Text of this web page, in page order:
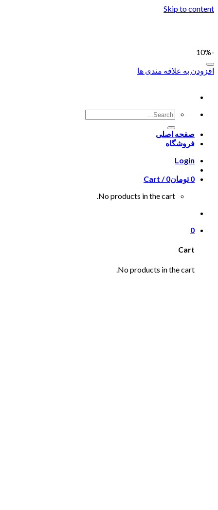
Skip to content
صفحه اصلی
فروشگاه
Login
Cart /
تومان0
0
No products in the cart.
0
Cart
No products in the cart.
-10%
افزودن به علاقه مندی ها